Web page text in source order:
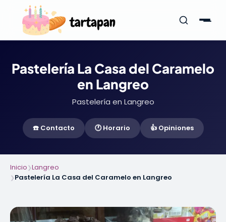
Pastelería La Casa del Caramelo
en Langreo
Pastelería en Langreo
☎️ Contacto 🕐 Horario 👍 Opiniones
Inicio❯Langreo
❯Pastelería La Casa del Caramelo en Langreo